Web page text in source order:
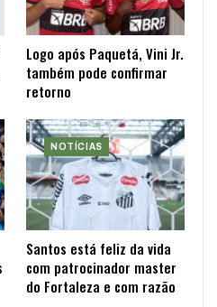
Logo após Paquetá, Vini Jr.
também pode confirmar
retorno
NOTÍCIAS
Santos está feliz da vida
com patrocinador master
do Fortaleza e com razão